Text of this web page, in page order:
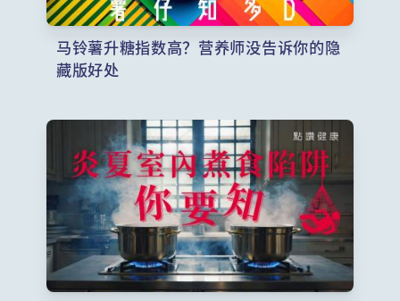
马铃薯升糖指数高？营养师没告诉你的隐
藏版好处